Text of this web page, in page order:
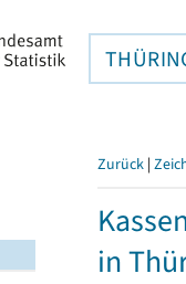
Zurück |
in